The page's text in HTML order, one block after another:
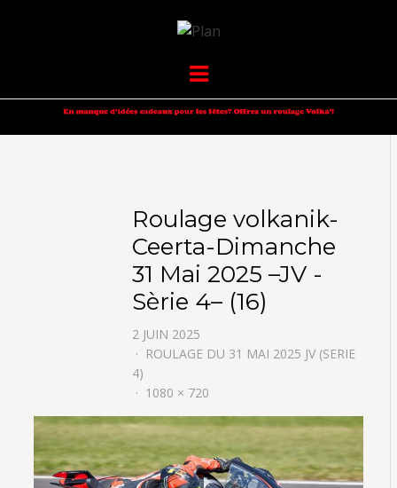
VOLKANIK-
ENDURANCE
Menu
Roulage volkanik-
Ceerta-Dimanche
31 Mai 2025 –JV -
Sèrie 4– (16)
2 JUIN 2025
ROULAGE DU 31 MAI 2025 JV (SERIE
4)
1080 × 720